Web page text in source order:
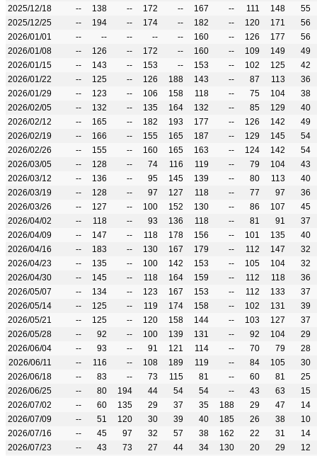
2025/12/18
-- 138 -- 172 -- 167 -- 111 148
55
2025/12/25
-- 194 -- 174 -- 182 -- 120 171
56
2026/01/01
-- -- -- -- -- 160 -- 126 177
56
2026/01/08
-- 126 -- 172 -- 160 -- 109 149
49
2026/01/15
-- 143 -- 153 -- 153 -- 102 125
42
2026/01/22
-- 125 -- 126 188 143 -- 87 113
36
2026/01/29
-- 123 -- 106 158 118 -- 75 104
38
2026/02/05
-- 132 -- 135 164 132 -- 85 129
40
2026/02/12
-- 165 -- 182 193 177 -- 126 142
49
2026/02/19
-- 166 -- 155 165 187 -- 129 145
54
2026/02/26
-- 155 -- 160 165 163 -- 124 142
54
2026/03/05
-- 128 -- 74 116 119 -- 79 104
43
2026/03/12
-- 136 -- 95 145 139 -- 80 113
40
2026/03/19
-- 128 -- 97 127 118 -- 77 97
36
2026/03/26
-- 127 -- 100 152 130 -- 86 107
45
2026/04/02
-- 118 -- 93 136 118 -- 81 91
37
2026/04/09
-- 147 -- 118 178 156 -- 101 135
40
2026/04/16
-- 183 -- 130 167 179 -- 112 147
32
2026/04/23
-- 135 -- 100 142 153 -- 105 104
32
2026/04/30
-- 145 -- 118 164 159 -- 112 118
36
2026/05/07
-- 134 -- 123 167 153 -- 112 133
37
2026/05/14
-- 125 -- 119 174 158 -- 102 131
39
2026/05/21
-- 125 -- 120 158 144 -- 103 127
37
2026/05/28
-- 92 -- 100 139 131 -- 92 104
29
2026/06/04
-- 93 -- 91 121 114 -- 70 79
28
2026/06/11
-- 116 -- 108 189 119 -- 84 105
30
2026/06/18
-- 83 -- 73 115 81 -- 60 81
25
2026/06/25
-- 80 194 44 54 54 -- 43 63
15
2026/07/02
-- 60 135 29 37 35 188 29 47
14
2026/07/09
-- 51 120 30 39 40 185 26 38
10
2026/07/16
-- 45 97 32 57 38 162 22 31
14
2026/07/23
-- 43 73 27 44 34 130 20 29
12